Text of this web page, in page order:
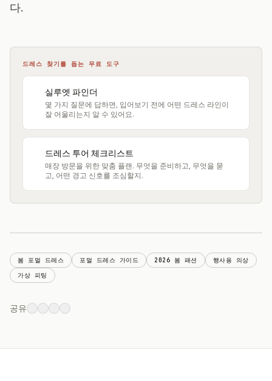
다.
드레스 찾기를 돕는 무료 도구
실루엣 파인더
몇 가지 질문에 답하면, 입어보기 전에 어떤 드레스 라인이
잘 어울리는지 알 수 있어요.
드레스 투어 체크리스트
매장 방문을 위한 맞춤 플랜. 무엇을 준비하고, 무엇을 묻
고, 어떤 경고 신호를 조심할지.
봄 포멀 드레스 포멀 드레스 가이드 2026 봄 패션
행사용 의상
가상 피팅
공유